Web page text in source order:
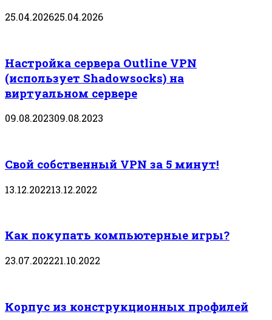
25.04.202625.04.2026
Настройка сервера Outline VPN
(использует Shadowsocks) на
виртуальном сервере
09.08.202309.08.2023
Свой собственный VPN за 5 минут!
13.12.202213.12.2022
Как покупать компьютерные игры?
23.07.202221.10.2022
Корпус из конструкционных профилей